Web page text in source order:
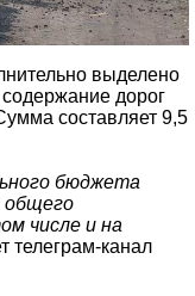
выделено
дорог
составляет 9,5
бюджета
общего
числе и на
телеграм-канал